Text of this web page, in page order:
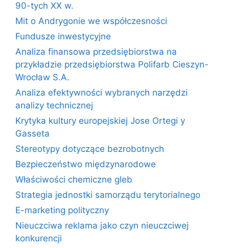
90-tych XX w.
Mit o Andrygonie we współczesności
Fundusze inwestycyjne
Analiza finansowa przedsiębiorstwa na
przykładzie przedsiębiorstwa Polifarb Cieszyn-
Wrocław S.A.
Analiza efektywności wybranych narzędzi
analizy technicznej
Krytyka kultury europejskiej Jose Ortegi y
Gasseta
Stereotypy dotyczące bezrobotnych
Bezpieczeństwo międzynarodowe
Właściwości chemiczne gleb
Strategia jednostki samorządu terytorialnego
E-marketing polityczny
Nieuczciwa reklama jako czyn nieuczciwej
konkurencji